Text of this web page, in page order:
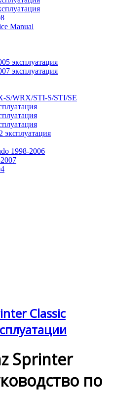
Manual
эксплуатация
эксплуатация
S/WRX/STI-S/STI/SE
1998-2006
Classic
Sprinter
по